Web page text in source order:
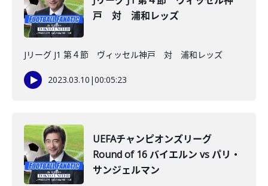
戸 対 浦和レッズ
Jリーグ J1 第４節 ヴィッセル神戸 対 浦和レッズ
2023.03.10 |00:05:23
UEFAチャンピオンズリーグ
Round of 16 バイエルン vs パリ・
サンジェルマン